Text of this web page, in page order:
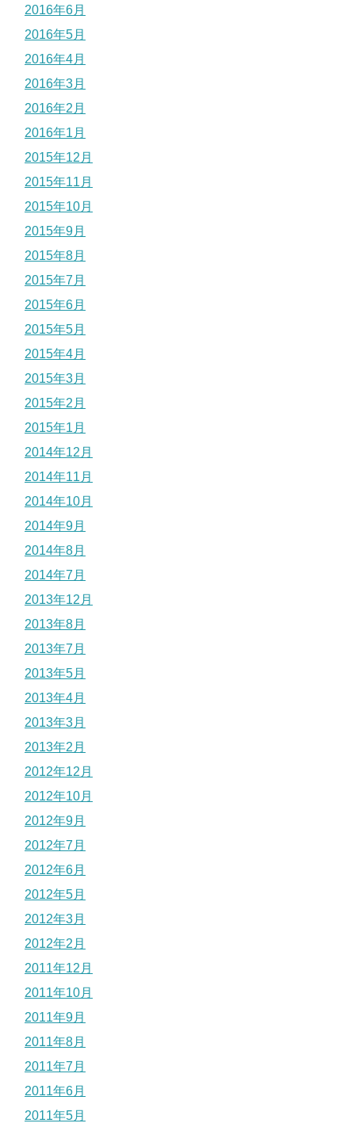
2016年6月
2016年5月
2016年4月
2016年3月
2016年2月
2016年1月
2015年12月
2015年11月
2015年10月
2015年9月
2015年8月
2015年7月
2015年6月
2015年5月
2015年4月
2015年3月
2015年2月
2015年1月
2014年12月
2014年11月
2014年10月
2014年9月
2014年8月
2014年7月
2013年12月
2013年8月
2013年7月
2013年5月
2013年4月
2013年3月
2013年2月
2012年12月
2012年10月
2012年9月
2012年7月
2012年6月
2012年5月
2012年3月
2012年2月
2011年12月
2011年10月
2011年9月
2011年8月
2011年7月
2011年6月
2011年5月